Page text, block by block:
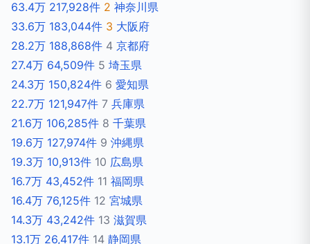
63.4万 217,928件 2 神奈川県
33.6万 183,044件 3 大阪府
28.2万 188,868件 4 京都府
27.4万 64,509件 5 埼玉県
24.3万 150,824件 6 愛知県
22.7万 121,947件 7 兵庫県
21.6万 106,285件 8 千葉県
19.6万 127,974件 9 沖縄県
19.3万 10,913件 10 広島県
16.7万 43,452件 11 福岡県
16.4万 76,125件 12 宮城県
14.3万 43,242件 13 滋賀県
13.1万 26,417件 14 静岡県